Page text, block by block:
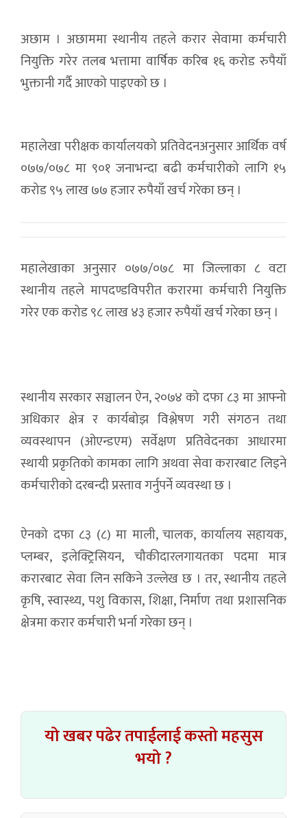
अछाम । अछाममा स्थानीय तहले करार सेवामा कर्मचारी
नियुक्ति गरेर तलब भत्तामा वार्षिक करिब १६ करोड रुपैयाँ
भुक्तानी गर्दै आएको पाइएको छ ।
महालेखा परीक्षक कार्यालयको प्रतिवेदनअनुसार आर्थिक वर्ष
०७७/०७८ मा ९०१ जनाभन्दा बढी कर्मचारीको लागि १५
करोड ९५ लाख ७७ हजार रुपैयाँ खर्च गरेका छन् ।
महालेखाका अनुसार ०७७/०७८ मा जिल्लाका ८ वटा
स्थानीय तहले मापदण्डविपरीत करारमा कर्मचारी नियुक्ति
गरेर एक करोड ९८ लाख ४३ हजार रुपैयाँ खर्च गरेका छन् ।
स्थानीय सरकार सञ्चालन ऐन, २०७४ को दफा ८३ मा आफ्नो
अधिकार क्षेत्र र कार्यबोझ विश्लेषण गरी संगठन तथा
व्यवस्थापन (ओएन्डएम) सर्वेक्षण प्रतिवेदनका आधारमा
स्थायी प्रकृतिको कामका लागि अथवा सेवा करारबाट लिइने
कर्मचारीको दरबन्दी प्रस्ताव गर्नुपर्ने व्यवस्था छ ।
ऐनको दफा ८३ (८) मा माली, चालक, कार्यालय सहायक,
प्लम्बर, इलेक्ट्रिसियन, चौकीदारलगायतका पदमा मात्र
करारबाट सेवा लिन सकिने उल्लेख छ । तर, स्थानीय तहले
कृषि, स्वास्थ्य, पशु विकास, शिक्षा, निर्माण तथा प्रशासनिक
क्षेत्रमा करार कर्मचारी भर्ना गरेका छन् ।
यो खबर पढेर तपाईलाई कस्तो महसुस
भयो ?